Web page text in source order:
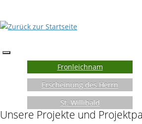
Fronleichnam
Erscheinung des Herrn
St. Willibald
Unsere Projekte und